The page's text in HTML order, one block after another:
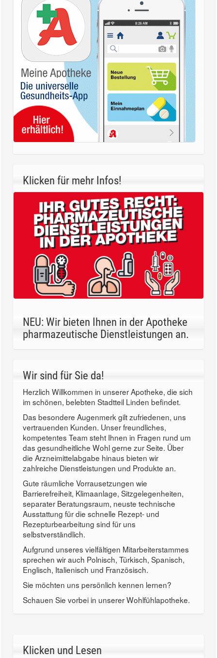
Klicken für mehr Infos!
NEU: Wir bieten Ihnen in der Apotheke
pharmazeutische Dienstleistungen an.
Wir sind für Sie da!
Herzlich Willkommen in unserer Apotheke, die sich
im schönen, belebten Stadtteil Linden befindet.
Das besondere Augenmerk gilt zufriedenen, uns
vertrauenden Kunden. Unser freundliches,
kompetentes Team steht Ihnen in Fragen rund um
das gesundheitliche Wohl gerne zur Seite. Über
die Arzneimittelabgabe hinaus bieten wir
zahlreiche Dienstleistungen und Produkte an.
Gute räumliche Vorrausetzungen wie
Barrierefreiheit, Klimaanlage, Sitzgelegenheiten,
separater Beratungsraum, neuste technische
Ausstattung für die schnelle Rezept- und
Rezepturbearbeitung sind für uns
selbstverständlich.
Aufgrund unseres vielfältigen Mitarbeiterstammes
sprechen wir auch Polnisch, Türkisch, Spanisch,
Englisch, Italienisch und Französisch.
Sie möchten uns persönlich kennen lernen?
Schauen Sie vorbei in unserer Wohlfühlapotheke.
Klicken und Lesen